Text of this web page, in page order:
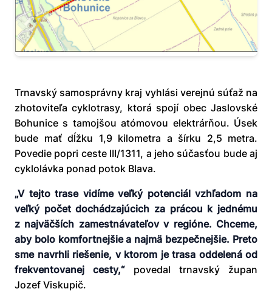
Trnavský samosprávny kraj vyhlási verejnú súťaž na
zhotoviteľa cyklotrasy, ktorá spojí obec Jaslovské
Bohunice s tamojšou atómovou elektrárňou. Úsek
bude mať dĺžku 1,9 kilometra a šírku 2,5 metra.
Povedie popri ceste III/1311, a jeho súčasťou bude aj
cyklolávka ponad potok Blava.
„V tejto trase vidíme veľký potenciál vzhľadom na
veľký počet dochádzajúcich za prácou k jednému
z najväčších zamestnávateľov v regióne. Chceme,
aby bolo komfortnejšie a najmä bezpečnejšie. Preto
sme navrhli riešenie, v ktorom je trasa oddelená od
frekventovanej cesty,“povedal trnavský župan
Jozef Viskupič.